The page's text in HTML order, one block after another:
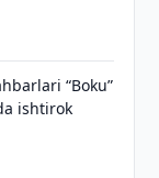
“Boku”
ishtirok